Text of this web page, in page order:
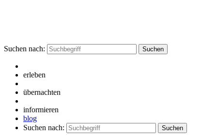
Suchen nach:
erleben
übernachten
informieren
blog
Suchen nach: